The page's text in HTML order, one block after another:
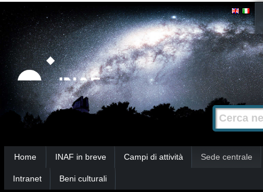
Strumenti
personali
Salta
contenuti.
|
Salta
alla
navigazione
Cerca nel
Ricerca
avanzata…
Home INAF in breve Campi di attività Sede centrale
Intranet Beni culturali